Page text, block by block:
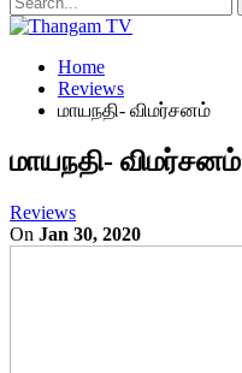
Home
Reviews
மாயநதி- விமர்சனம்
மாயநதி- விமர்சனம்
Reviews
On Jan 30, 2020